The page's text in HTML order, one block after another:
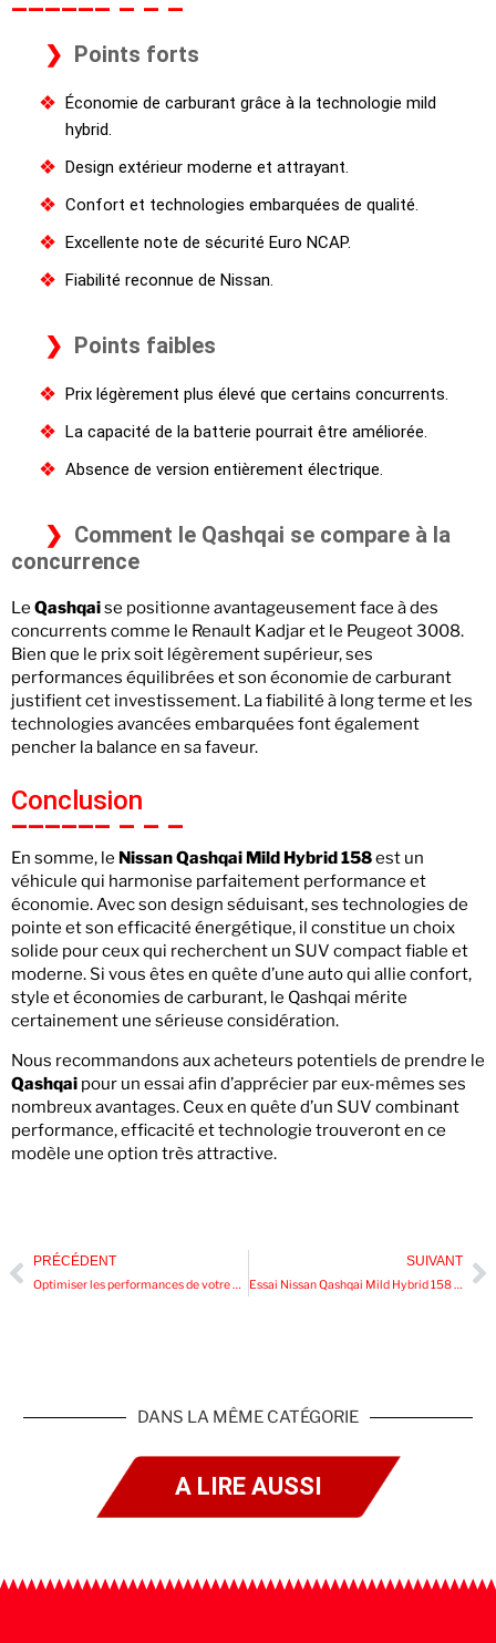
Points forts
Économie de carburant grâce à la technologie mild
hybrid.
Design extérieur moderne et attrayant.
Confort et technologies embarquées de qualité.
Excellente note de sécurité Euro NCAP.
Fiabilité reconnue de Nissan.
Points faibles
Prix légèrement plus élevé que certains concurrents.
La capacité de la batterie pourrait être améliorée.
Absence de version entièrement électrique.
Comment le Qashqai se compare à la
concurrence
Le Qashqaise positionne avantageusement face à des
concurrents comme le Renault Kadjar et le Peugeot 3008.
Bien que le prix soit légèrement supérieur, ses
performances équilibrées et son économie de carburant
justifient cet investissement. La fiabilité à long terme et les
technologies avancées embarquées font également
pencher la balance en sa faveur.
Conclusion
En somme, le Nissan Qashqai Mild Hybrid 158est un
véhicule qui harmonise parfaitement performance et
économie. Avec son design séduisant, ses technologies de
pointe et son efficacité énergétique, il constitue un choix
solide pour ceux qui recherchent un SUV compact fiable et
moderne. Si vous êtes en quête d’une auto qui allie confort,
style et économies de carburant, le Qashqai mérite
certainement une sérieuse considération.
Nous recommandons aux acheteurs potentiels de prendre le
Qashqai pour un essai afin d’apprécier par eux-mêmes ses
nombreux avantages. Ceux en quête d’un SUV combinant
performance, efficacité et technologie trouveront en ce
modèle une option très attractive.
PRÉCÉDENT
Optimiser les performances de votre voiture grâce à la reprogrammation moteur
SUIVANT
Essai Nissan Qashqai Mild Hybrid 158 Xtronic : Le SUV Éco-Responsable de Demain
DANS LA MÊME CATÉGORIE
A LIRE AUSSI